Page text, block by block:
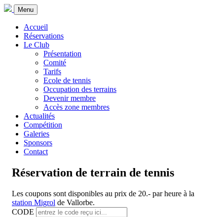
Menu
Accueil
Réservations
Le Club
Présentation
Comité
Tarifs
Ecole de tennis
Occupation des terrains
Devenir membre
Accès zone membres
Actualités
Compétition
Galeries
Sponsors
Contact
Réservation de terrain de tennis
Les coupons sont disponibles au prix de 20.- par heure à la
station Migrol de Vallorbe.
CODE